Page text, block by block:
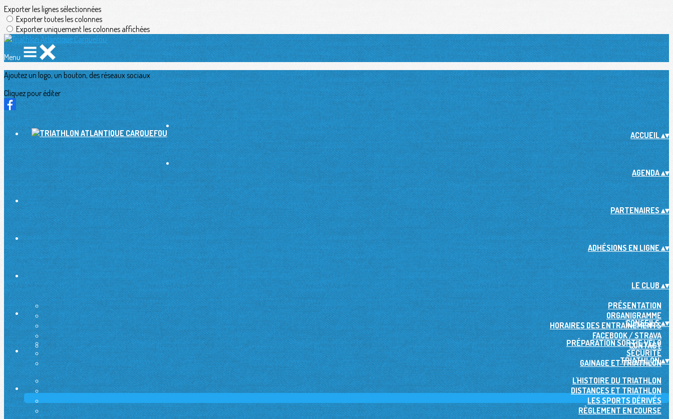
Exporter les lignes sélectionnées
Exporter toutes les colonnes
Exporter uniquement les colonnes affichées
Menu
Ajoutez un logo, un bouton, des réseaux sociaux
Cliquez pour éditer
ACCUEIL▴▾
AGENDA▴▾
PARTENAIRES▴▾
ADHÉSIONS EN LIGNE▴▾
LE CLUB▴▾
PRÉSENTATION
ORGANIGRAMME
HORAIRES DES ENTRAÎNEMENTS
FACEBOOK / STRAVA
CONTACT
CONSEILS▴▾
PRÉPARATION SORTIE VÉLO
SÉCURITÉ
GAINAGE ET TRIATHLON
TRIATHLON▴▾
L'HISTOIRE DU TRIATHLON
DISTANCES ET TRIATHLON
LES SPORTS DÉRIVÉS
RÈGLEMENT EN COURSE